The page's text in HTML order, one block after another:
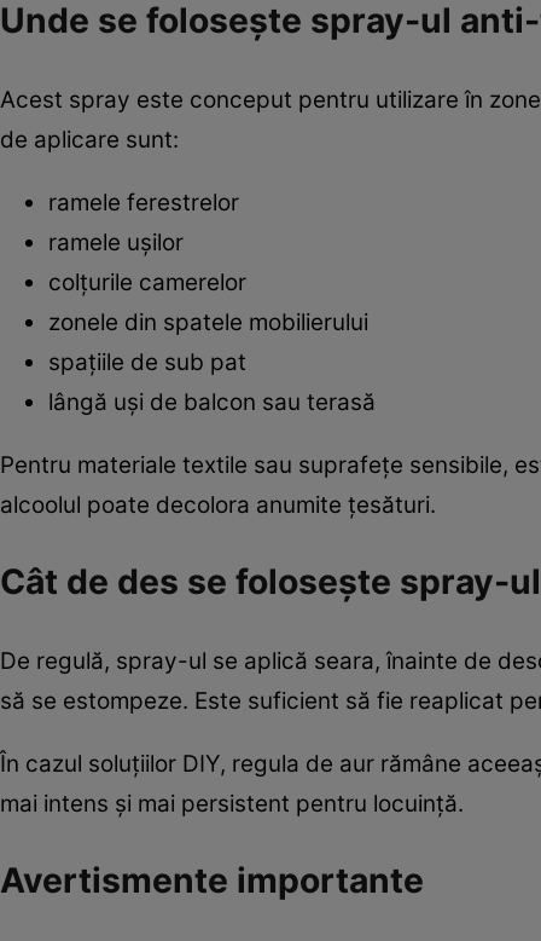
Unde se folosește spray-ul
Acest spray este conceput pentru utilizare în
de aplicare sunt:
ramele ferestrelor
ramele ușilor
colțurile camerelor
zonele din spatele mobilierului
spațiile de sub pat
lângă uși de balcon sau terasă
Pentru materiale textile sau suprafețe sensibile,
alcoolul poate decolora anumite țesături.
Cât de des se folosește spray-ul
De regulă, spray-ul se aplică seara, înainte de
să se estompeze. Este suficient să fie reaplicat
În cazul soluțiilor DIY, regula de aur rămâne
mai intens și mai persistent pentru locuință.
Avertismente importante